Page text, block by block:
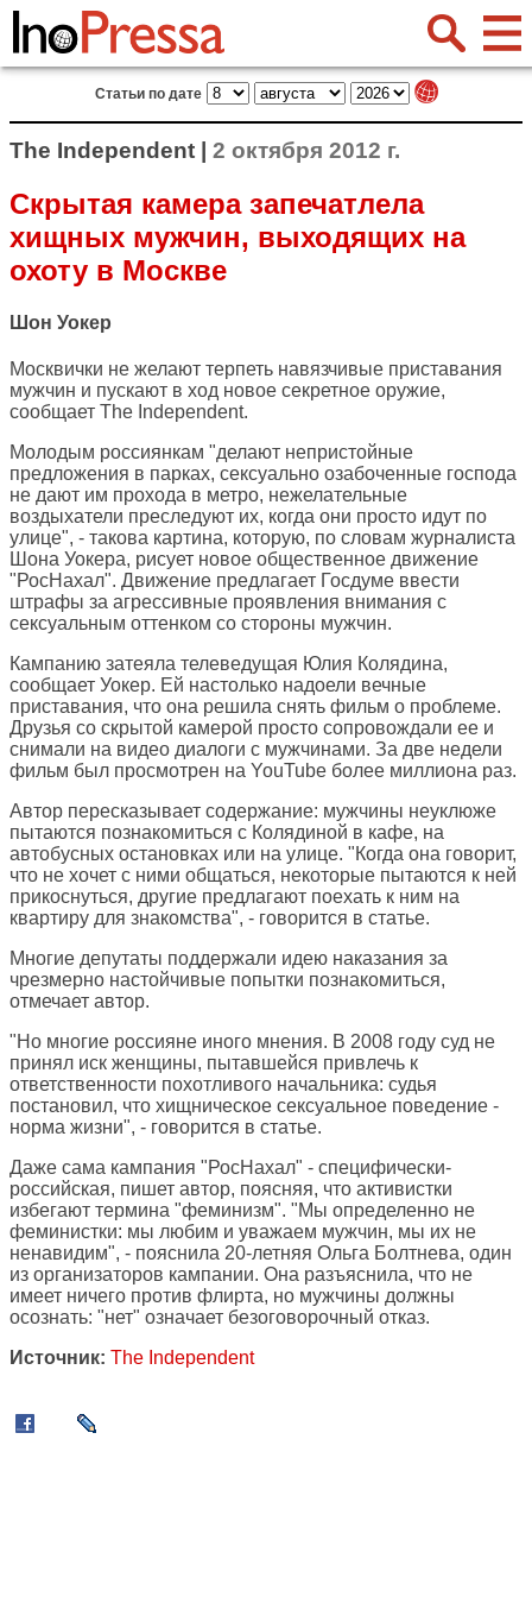
Статьи по дате
The Independent | 2 октября 2012 г.
Скрытая камера запечатлела
хищных мужчин, выходящих на
охоту в Москве
Шон Уокер
Москвички не желают терпеть навязчивые приставания
мужчин и пускают в ход новое секретное оружие,
сообщает The Independent.
Молодым россиянкам "делают непристойные
предложения в парках, сексуально озабоченные господа
не дают им прохода в метро, нежелательные
воздыхатели преследуют их, когда они просто идут по
улице", - такова картина, которую, по словам журналиста
Шона Уокера, рисует новое общественное движение
"РосНахал". Движение предлагает Госдуме ввести
штрафы за агрессивные проявления внимания с
сексуальным оттенком со стороны мужчин.
Кампанию затеяла телеведущая Юлия Колядина,
сообщает Уокер. Ей настолько надоели вечные
приставания, что она решила снять фильм о проблеме.
Друзья со скрытой камерой просто сопровождали ее и
снимали на видео диалоги с мужчинами. За две недели
фильм был просмотрен на YouTube более миллиона раз.
Автор пересказывает содержание: мужчины неуклюже
пытаются познакомиться с Колядиной в кафе, на
автобусных остановках или на улице. "Когда она говорит,
что не хочет с ними общаться, некоторые пытаются к ней
прикоснуться, другие предлагают поехать к ним на
квартиру для знакомства", - говорится в статье.
Многие депутаты поддержали идею наказания за
чрезмерно настойчивые попытки познакомиться,
отмечает автор.
"Но многие россияне иного мнения. В 2008 году суд не
принял иск женщины, пытавшейся привлечь к
ответственности похотливого начальника: судья
постановил, что хищническое сексуальное поведение -
норма жизни", - говорится в статье.
Даже сама кампания "РосНахал" - специфически-
российская, пишет автор, поясняя, что активистки
избегают термина "феминизм". "Мы определенно не
феминистки: мы любим и уважаем мужчин, мы их не
ненавидим", - пояснила 20-летняя Ольга Болтнева, один
из организаторов кампании. Она разъяснила, что не
имеет ничего против флирта, но мужчины должны
осознать: "нет" означает безоговорочный отказ.
Источник: The Independent